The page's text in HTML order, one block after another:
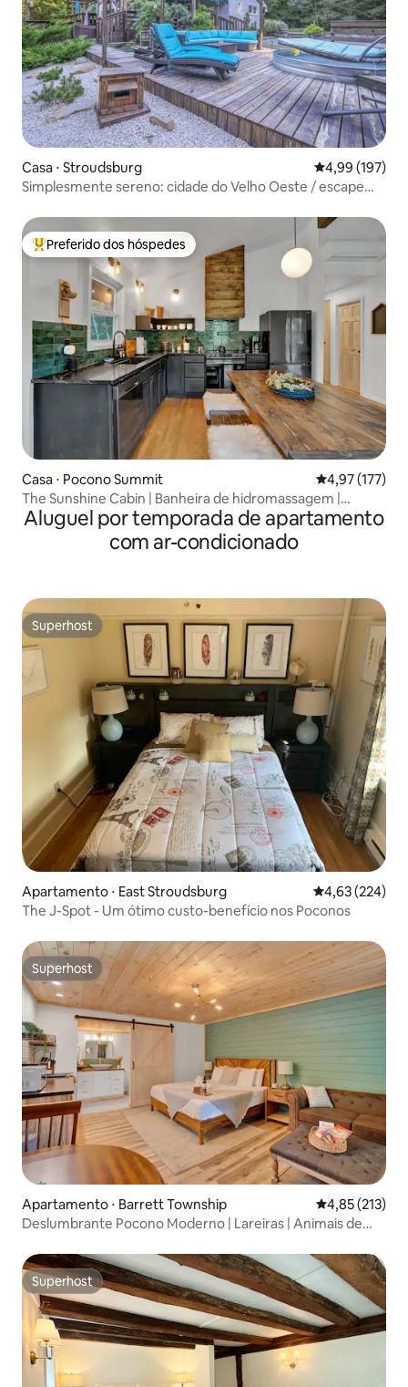
Casa ⋅ Stroudsburg 4,99 de uma
4,99 (197)
Simplesmente sereno: cidade do Velho Oeste / escape
Entre os melhores preferidos dos hóspedes
Preferido dos hóspedes
Casa ⋅ Pocono Summit 4,97 de uma
4,97 (177)
The Sunshine Cabin | Banheira de hidromassagem |
Fogueira
Aluguel por temporada de apartamento
com ar-condicionado
Superhost
Superhost
Apartamento ⋅ East Stroudsburg 4,63 de uma
4,63 (224)
The J-Spot - Um ótimo custo-benefício nos Poconos
Superhost
Superhost
Apartamento ⋅ Barrett Township 4,85 de uma
4,85 (213)
Deslumbrante Pocono Moderno | Lareiras | Animais de
Superhost
Superhost